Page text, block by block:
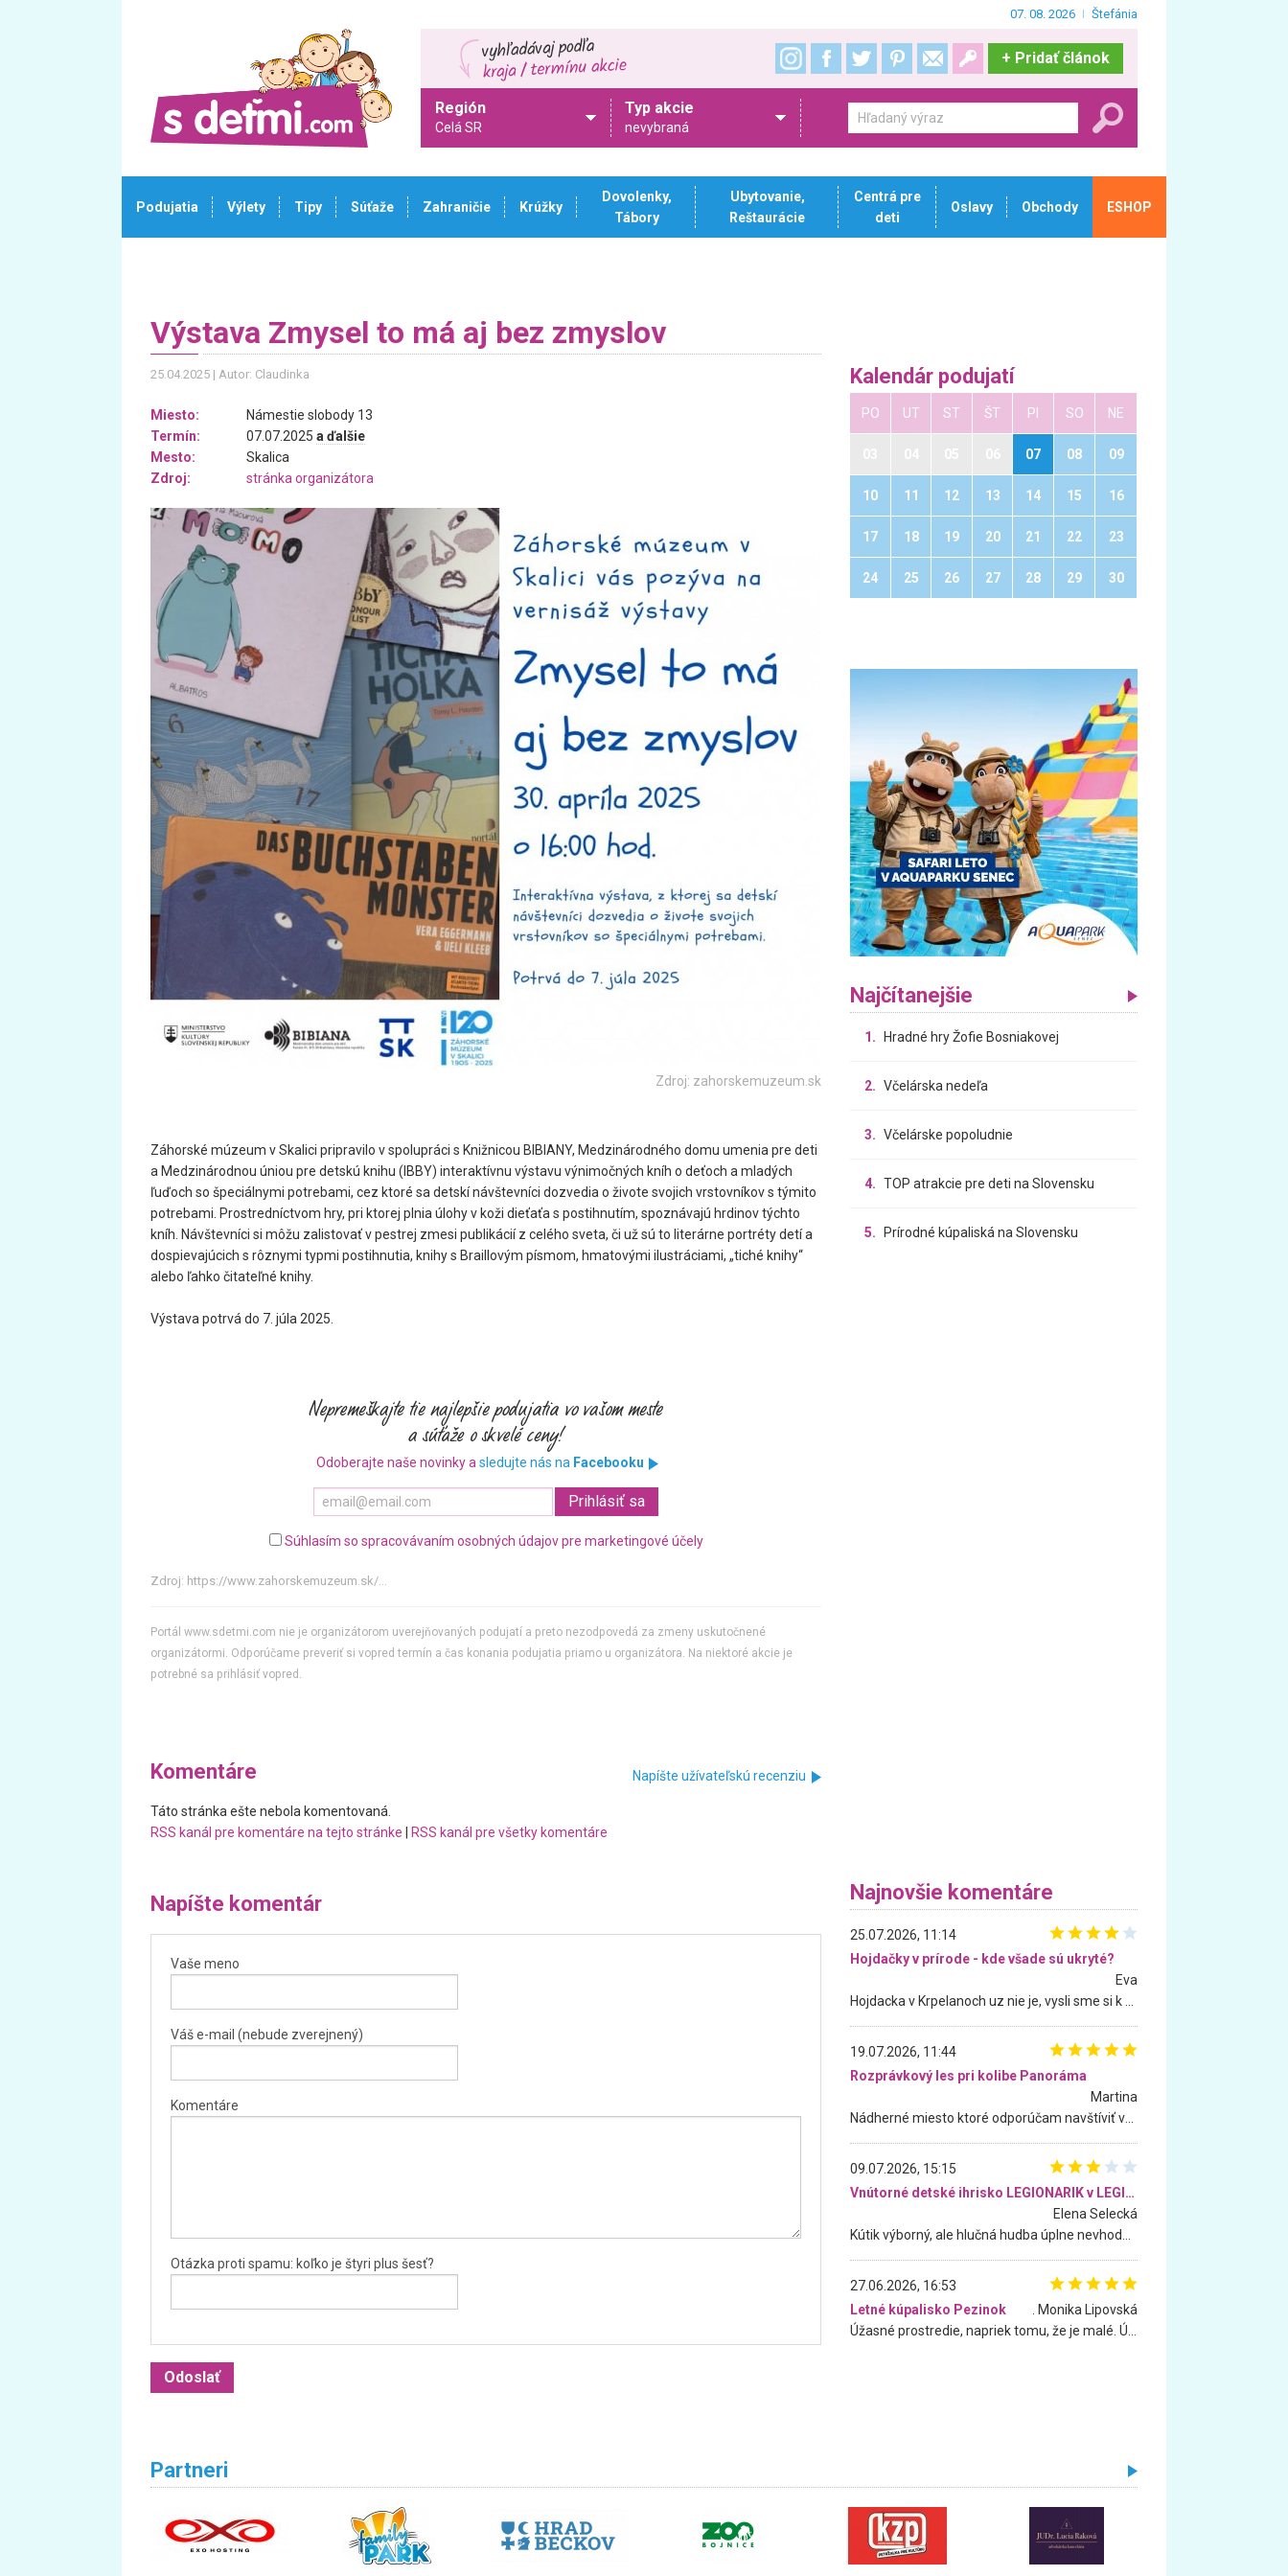
07. 08. 2026 Štefánia
+ Pridať článok
Región
Celá SR
Typ akcie
nevybraná
Podujatia Výlety Tipy Súťaže Zahraničie Krúžky
Dovolenky,
Tábory
Ubytovanie,
Reštaurácie
Centrá pre
deti
Oslavy Obchody ESHOP
Výstava Zmysel to má aj bez zmyslov
25.04.2025 Autor: Claudinka
Miesto:
Námestie slobody 13
Termín:
07.07.2025 a ďalšie
Mesto:
Skalica
Zdroj:
stránka organizátora
Zdroj: zahorskemuzeum.sk
Záhorské múzeum v Skalici pripravilo v spolupráci s Knižnicou BIBIANY, Medzinárodného domu umenia pre deti
a Medzinárodnou úniou pre detskú knihu (IBBY) interaktívnu výstavu výnimočných kníh o deťoch a mladých
ľuďoch so špeciálnymi potrebami, cez ktoré sa detskí návštevníci dozvedia o živote svojich vrstovníkov s týmito
potrebami. Prostredníctvom hry, pri ktorej plnia úlohy v koži dieťaťa s postihnutím, spoznávajú hrdinov týchto
kníh. Návštevníci si môžu zalistovať v pestrej zmesi publikácií z celého sveta, či už sú to literárne portréty detí a
dospievajúcich s rôznymi typmi postihnutia, knihy s Braillovým písmom, hmatovými ilustráciami, „tiché knihy“
alebo ľahko čitateľné knihy.
Výstava potrvá do 7. júla 2025.
Odoberajte naše novinky a sledujte nás na Facebooku
Súhlasím so spracovávaním osobných údajov pre marketingové účely
Zdroj: https://www.zahorskemuzeum.sk/...
Portál www.sdetmi.com nie je organizátorom uverejňovaných podujatí a preto nezodpovedá za zmeny uskutočnené
organizátormi. Odporúčame preveriť si vopred termín a čas konania podujatia priamo u organizátora. Na niektoré akcie je
potrebné sa prihlásiť vopred.
Komentáre Napíšte užívateľskú recenziu
Táto stránka ešte nebola komentovaná.
RSS kanál pre komentáre na tejto stránke
RSS kanál pre všetky komentáre
Napíšte komentár
Vaše meno
Váš e-mail (nebude zverejnený)
Komentáre
Otázka proti spamu: koľko je štyri plus šesť?
Kalendár podujatí
PO UT ST ŠT PI SO NE
07 08 09
10 11 12 13 14 15 16
17 18 19 20 21 22 23
24 25 26 27 28 29 30
Najčítanejšie
1. Hradné hry Žofie Bosniakovej
2. Včelárska nedeľa
3. Včelárske popoludnie
4. TOP atrakcie pre deti na Slovensku
5. Prírodné kúpaliská na Slovensku
Najnovšie komentáre
25.07.2026, 11:14
Hojdačky v prírode - kde všade sú ukryté?
Eva
19.07.2026, 11:44
Rozprávkový les pri kolibe Panoráma
Martina
09.07.2026, 15:15
Vnútorné detské ihrisko LEGIONARIK v LEGIA Fitness
Elena Selecká
27.06.2026, 16:53
Letné kúpalisko Pezinok
. Monika Lipovská
Partneri